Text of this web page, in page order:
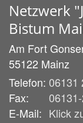
Netzwerk
Bistum
Am Fort
55122 Mainz
Telefon: 06131
Fax:
E-Mail: Klick